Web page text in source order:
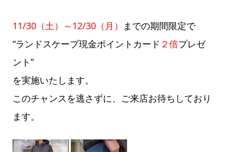
11/30（土）～12/30（月） までの期間限定で
“ランドスケープ現金ポイントカード ２倍プレゼ
ント”
を実施いたします。
このチャンスを逃さずに、ご来店お待ちしており
ます。